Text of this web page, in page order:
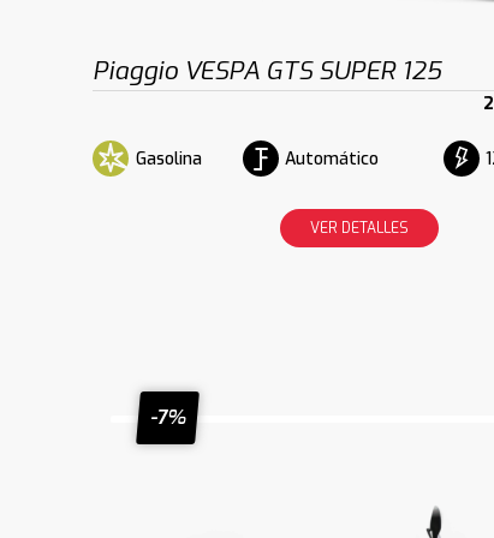
Piaggio VESPA GTS SUPER 125
Gasolina Automático
VER DETALLES
-7%